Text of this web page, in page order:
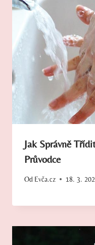
Jak Správně
Průvodce
Od Evča.cz 18. 3.